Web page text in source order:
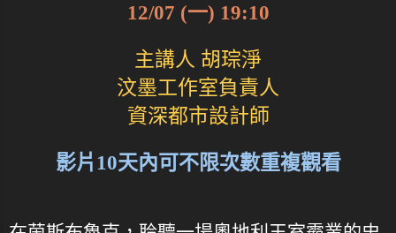
12/07 (一) 19:10
主講人 胡琮淨
汶墨工作室負責人
資深都市設計師
影片10天內可不限次數重複觀看